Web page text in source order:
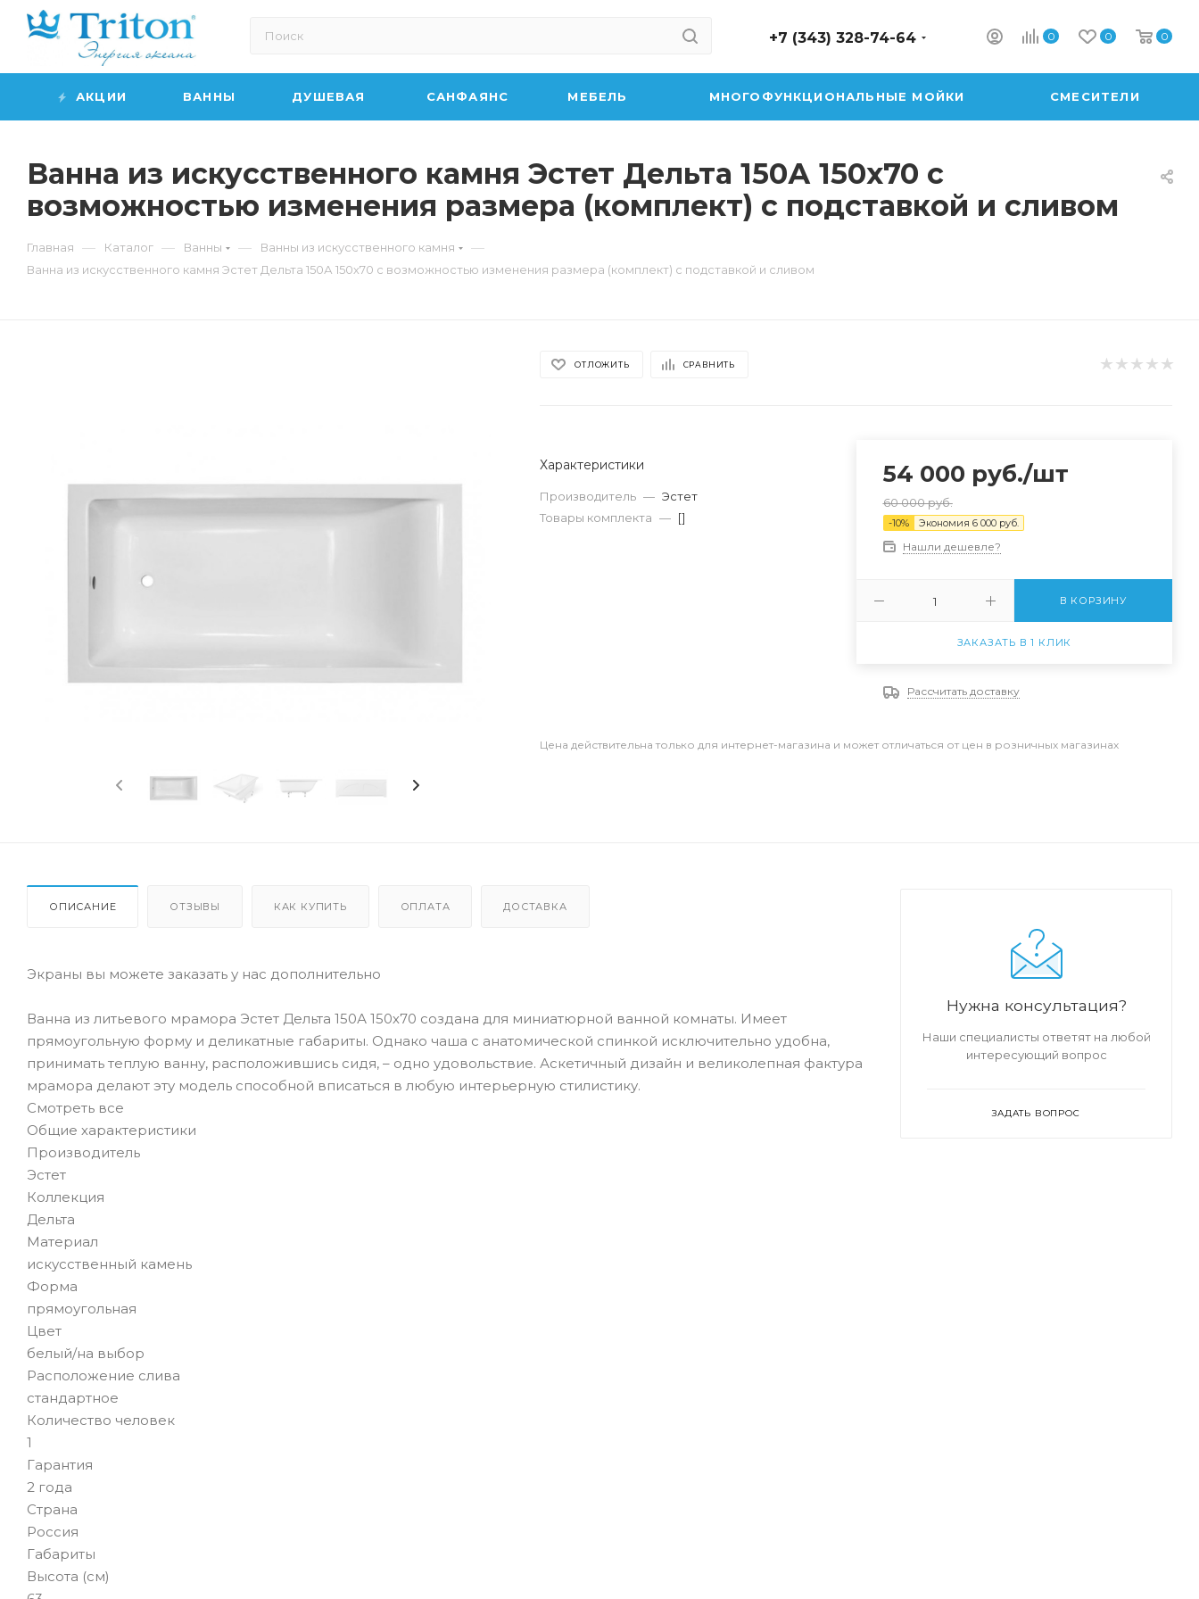
0 0 0
+7 (343) 328-74-64
АКЦИИ ВАННЫ ДУШЕВАЯ САНФАЯНС МЕБЕЛЬ МНОГОФУНКЦИОНАЛЬНЫЕ МОЙКИ СМЕСИТЕЛИ
Ванна из искусственного камня Эстет Дельта 150А 150х70 с
возможностью изменения размера (комплект) с подставкой и сливом
Главная — Каталог — Ванны — Ванны из искусственного камня —
Ванна из искусственного камня Эстет Дельта 150А 150х70 с возможностью изменения размера (комплект) с подставкой и сливом
ОТЛОЖИТЬ СРАВНИТЬ
Характеристики
Производитель — Эстет
Товары комплекта — []
54 000 руб./шт
60 000руб.
-10% Экономия 6 000руб.
Нашли дешевле?
В КОРЗИНУ
ЗАКАЗАТЬ В 1 КЛИК
Рассчитать доставку
Цена действительна только для интернет-магазина и может отличаться от цен в розничных магазинах
ОПИСАНИЕ ОТЗЫВЫ КАК КУПИТЬ ОПЛАТА ДОСТАВКА
Экраны вы можете заказать у нас дополнительно
Ванна из литьевого мрамора Эстет Дельта 150А 150х70 создана для миниатюрной ванной комнаты. Имеет
прямоугольную форму и деликатные габариты. Однако чаша с анатомической спинкой исключительно удобна,
принимать теплую ванну, расположившись сидя, – одно удовольствие. Аскетичный дизайн и великолепная фактура
мрамора делают эту модель способной вписаться в любую интерьерную стилистику.
Смотреть все
Общие характеристики
Производитель
Эстет
Коллекция
Дельта
Материал
искусственный камень
Форма
прямоугольная
Цвет
белый/на выбор
Расположение слива
стандартное
Количество человек
1
Гарантия
2 года
Страна
Россия
Габариты
Высота (см)
Нужна консультация?
Наши специалисты ответят на любой
интересующий вопрос
ЗАДАТЬ ВОПРОС